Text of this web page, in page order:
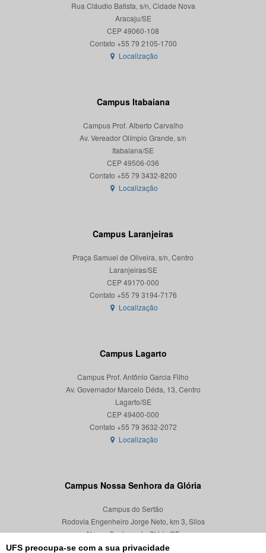
UFS preocupa-se com a sua privacidade
Rua Cláudio Batista, s/n, Cidade Nova
Aracaju/SE
CEP 49060-108
Localização
Campus Itabaiana
Campus Prof. Alberto Carvalho
Av. Vereador Olímpio Grande, s/n
Itabaiana/SE
CEP 49506-036
Localização
Campus Laranjeiras
Praça Samuel de Oliveira, s/n, Centro
Laranjeiras/SE
CEP 49170-000
Localização
Campus Lagarto
Campus Prof. Antônio Garcia Filho
Av. Governador Marcelo Déda, 13, Centro
Lagarto/SE
CEP 49400-000
Localização
Campus Nossa Senhora da Glória
Campus do Sertão
Rodovia Engenheiro Jorge Neto, km 3, Silos
Nossa Senhora da Glória/SE
CEP 49680-000